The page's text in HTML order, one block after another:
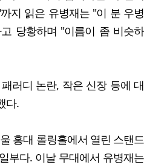
지 읽은 유병재는 "이 분 우병
당황하며 "이름이 좀 비슷하
러디 논란, 작은 신장 등에 대
다.
홍대 롤링홀에서 열린 스탠드
부다. 이날 무대에서 유병재는